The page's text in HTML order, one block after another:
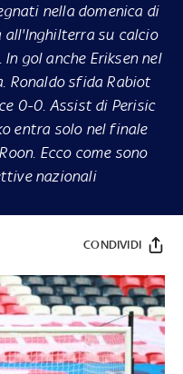
nella domenica di
all'Inghilterra su calcio
gol anche Eriksen nel
Ronaldo sfida Rabiot
0-0. Assist di Perisic
entra solo nel finale
Ecco come sono
nazionali
CONDIVIDI